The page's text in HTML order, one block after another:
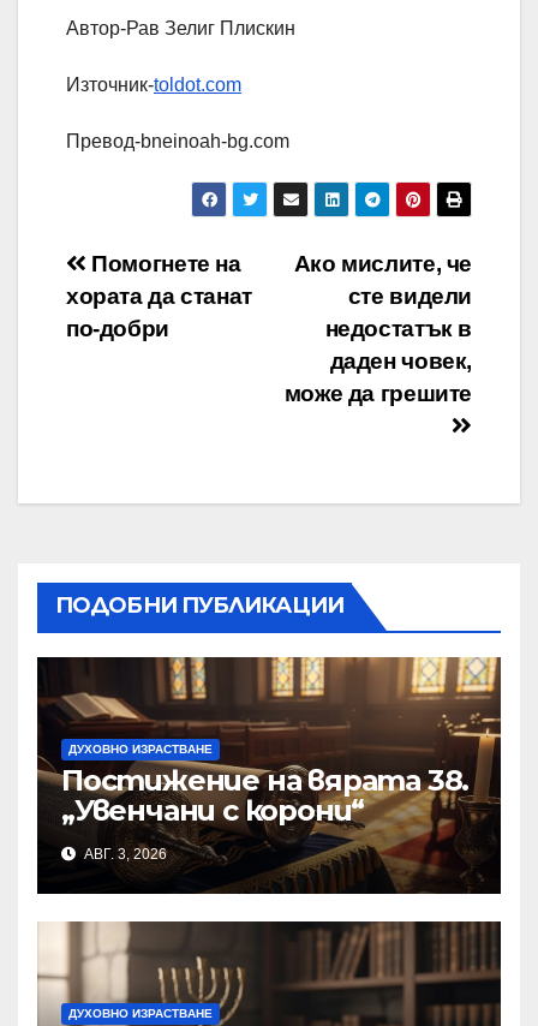
Автор-Рав Зелиг Плискин
Източник-toldot.com
Превод-bneinoah-bg.com
Навигация
Ако мислите, че
сте видели
недостатък в
даден човек,
може да грешите
Помогнете на
хората да станат
по-добри
ПОДОБНИ ПУБЛИКАЦИИ
ДУХОВНО ИЗРАСТВАНЕ
Постижение на вярата 38.
„Увенчани с корони“
АВГ. 3, 2026
ДУХОВНО ИЗРАСТВАНЕ